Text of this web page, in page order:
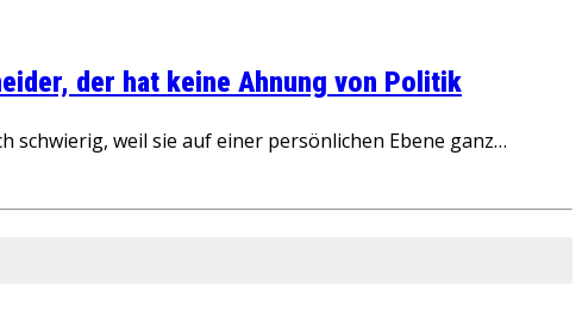
der hat keine Ahnung von Politik
schwierig, weil sie auf einer persönlichen Ebene ganz…